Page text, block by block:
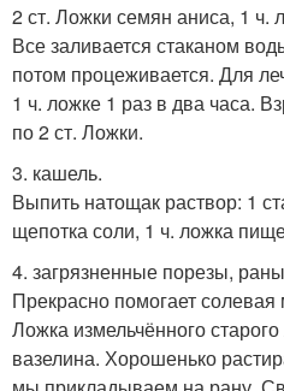
2 ст. Ложки семян аниса, 1 ч.
Все заливается стаканом
потом процеживается. Для
1 ч. ложке 1 раз в два часа.
по 2 ст. Ложки.
3. кашель.
Выпить натощак раствор: 1
щепотка соли, 1 ч. ложка
4. загрязненные порезы,
Прекрасно помогает солевая
Ложка измельчённого
вазелина. Хорошенько